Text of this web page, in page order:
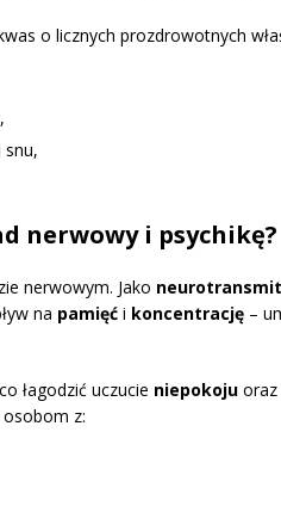
o licznych prozdrowotnych
snu,
nerwowy i psychikę?
nerwowym. Jako
na pamięć i koncentrację –
łagodzić uczucie niepokoju oraz
z: